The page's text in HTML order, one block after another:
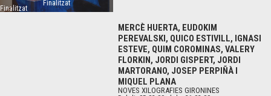
Finalitzat
Finalitzat
MERCÈ HUERTA, EUDOKIM
PEREVALSKI, QUICO ESTIVILL, IGNASI
ESTEVE, QUIM COROMINAS, VALERY
FLORKIN, JORDI GISPERT, JORDI
MARTORANO, JOSEP PERPIÑÀ I
MIQUEL PLANA
NOVES XILOGRAFIES GIRONINES